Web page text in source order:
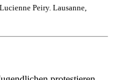
Peiry. Lausanne,